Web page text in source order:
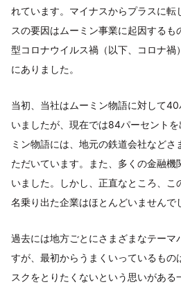
れています。マイナスからプラスに転
スの要因はムーミン事業に起因する
型コロナウイルス禍（以下、コロナ禍
にありました。
当初、当社はムーミン物語に対して
いましたが、現在では84パーセント
ミン物語には、地元の鉄道会社など
ただいています。また、多くの金融機
いました。しかし、正直なところ、こ
名乗り出た企業はほとんどいませんで
過去には地方ごとにさまざまなテーマ
すが、最初からうまくいっているもの
スクをとりたくないという思いがある